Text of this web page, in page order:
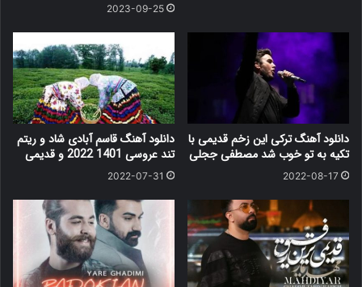
2023-09-25
دانلود آهنگ ترکی این زخم قدیمی با
تکیه به تو خوب شد مصطفی ججلی
2022-08-17
دانلود آهنگ قاسم آبادی شاد و ریتم
تند عروسی 1401 2022 و قدیمی
2022-07-31